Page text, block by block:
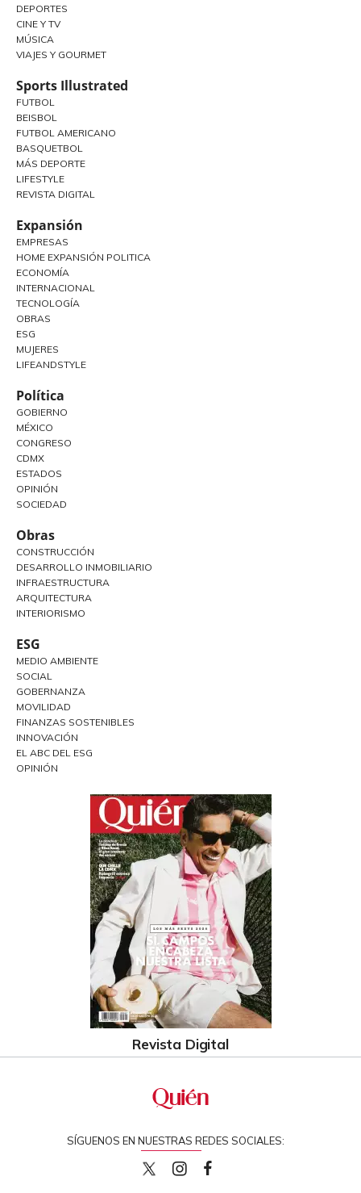
DEPORTES
CINE Y TV
MÚSICA
VIAJES Y GOURMET
Sports Illustrated
FUTBOL
BEISBOL
FUTBOL AMERICANO
BASQUETBOL
MÁS DEPORTE
LIFESTYLE
REVISTA DIGITAL
Expansión
EMPRESAS
HOME EXPANSIÓN POLITICA
ECONOMÍA
INTERNACIONAL
TECNOLOGÍA
OBRAS
ESG
MUJERES
LIFEANDSTYLE
Política
GOBIERNO
MÉXICO
CONGRESO
CDMX
ESTADOS
OPINIÓN
SOCIEDAD
Obras
CONSTRUCCIÓN
DESARROLLO INMOBILIARIO
INFRAESTRUCTURA
ARQUITECTURA
INTERIORISMO
ESG
MEDIO AMBIENTE
SOCIAL
GOBERNANZA
MOVILIDAD
FINANZAS SOSTENIBLES
INNOVACIÓN
EL ABC DEL ESG
OPINIÓN
Revista Digital
SÍGUENOS EN NUESTRAS REDES SOCIALES:
quiencom